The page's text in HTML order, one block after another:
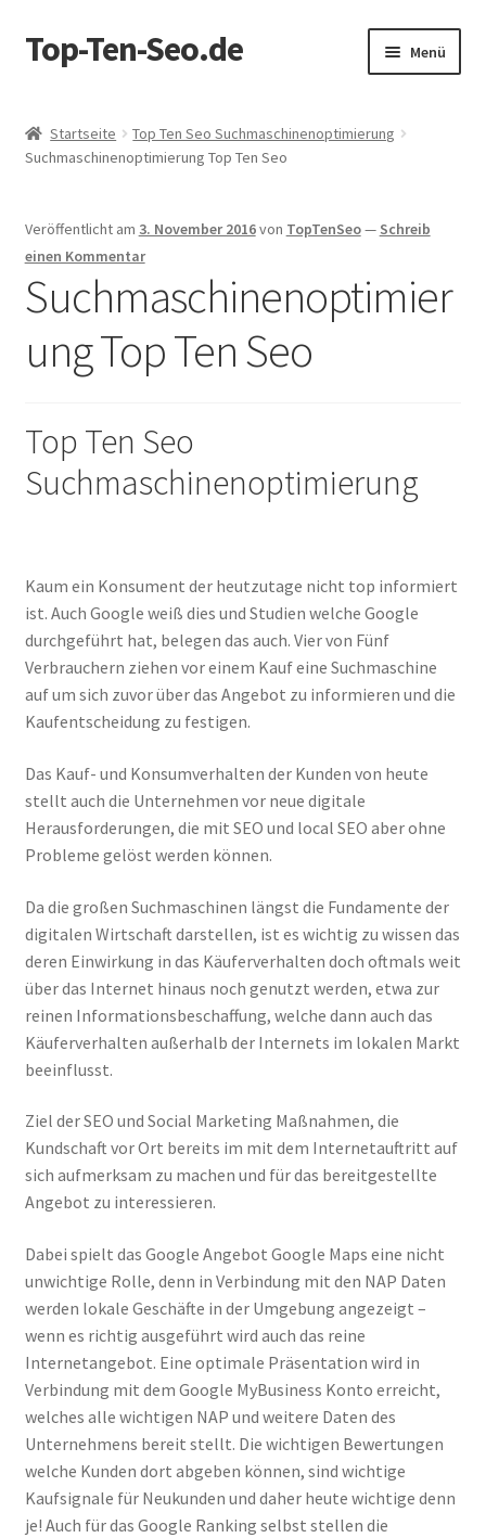
Zur
Navigation
Zum
Inhalt
Top-Ten-Seo.de Menü
AGB
Blog
Datenschutz
Datenschutzerklärung
Erhalten Sie ein GRATIS SEO Audit!
Make Lead generating website for your company using
Builders Landing Page.
Mein Konto
Our Projects
Sample Page
Sample Page
SEO Darmstadt
SEO Service
Style Guide
Von Null auf 142 Platz eins Rankings
Warenkorb
What Our Client’s Say?
Widerrufsbelehrung
Zahlungsarten
Startseite
Top Ten Seo Suchmaschinenoptimierung
Suchmaschinenoptimierung Top Ten Seo
Veröffentlicht am 3. November 2016von TopTenSeo— Schreib
einen Kommentar
Suchmaschinenoptimier
ung Top Ten Seo
Top Ten Seo
Suchmaschinenoptimierung
Kaum ein Konsument der heutzutage nicht top informiert
ist. Auch Google weiß dies und Studien welche Google
durchgeführt hat, belegen das auch. Vier von Fünf
Verbrauchern ziehen vor einem Kauf eine Suchmaschine
auf um sich zuvor über das Angebot zu informieren und die
Kaufentscheidung zu festigen.
Das Kauf- und Konsumverhalten der Kunden von heute
stellt auch die Unternehmen vor neue digitale
Herausforderungen, die mit SEO und local SEO aber ohne
Probleme gelöst werden können.
Da die großen Suchmaschinen längst die Fundamente der
digitalen Wirtschaft darstellen, ist es wichtig zu wissen das
deren Einwirkung in das Käuferverhalten doch oftmals weit
über das Internet hinaus noch genutzt werden, etwa zur
reinen Informationsbeschaffung, welche dann auch das
Käuferverhalten außerhalb der Internets im lokalen Markt
beeinflusst.
Ziel der SEO und Social Marketing Maßnahmen, die
Kundschaft vor Ort bereits im mit dem Internetauftritt auf
sich aufmerksam zu machen und für das bereitgestellte
Angebot zu interessieren.
Dabei spielt das Google Angebot Google Maps eine nicht
unwichtige Rolle, denn in Verbindung mit den NAP Daten
werden lokale Geschäfte in der Umgebung angezeigt –
wenn es richtig ausgeführt wird auch das reine
Internetangebot. Eine optimale Präsentation wird in
Verbindung mit dem Google MyBusiness Konto erreicht,
welches alle wichtigen NAP und weitere Daten des
Unternehmens bereit stellt. Die wichtigen Bewertungen
welche Kunden dort abgeben können, sind wichtige
Kaufsignale für Neukunden und daher heute wichtige denn
je! Auch für das Google Ranking selbst stellen die